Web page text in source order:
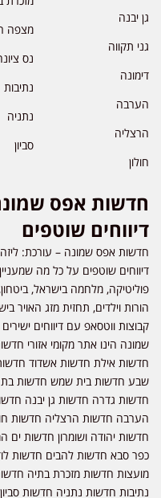
גן יבנה
גני תקווה
דימונה
הערבה
הרצליה
חולון
מצפה
נס
נתיבות
נתניה
סביון
דיווחים שוטפים
חדשות אפס שמונה – עורכת:
דיווחים שוטפים על כל מה
פוליטיקה, מלחמה בישראל,
הורות וילדים, תחזית מזג האויר
קבוצות ווטסאפ עם דיווחים
שמונה הינו אתר מקומי אזורי
חדשות אילת חדשות אשדוד
שבע חדשות בית שמש חדשות בת
חדשות גדרה חדשות גן יבנה
הערבה חדשות הרצליה חדשות
חדשות יהודה ושומרון חדשות
כפר סבא חדשות להבים חדשות
מועצות חדשות מזכרת בתיה
נתיבות חדשות נתניה חדשות